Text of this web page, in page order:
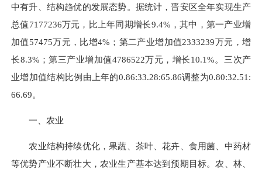
中有升、结构趋优的发展态势。据统计，晋安区全年实现生产
总值7177236万元，比上年同期增长9.4%，其中，第一产业增
加值57475万元，比增4%；第二产业增加值2333239万元，增
长8.3%；第三产业增加值4786522万元，增长10.1%。三次产
业增加值结构比例由上年的0.86:33.28:65.86调整为0.80:32.51 :
66.69。
一、农业
农业结构持续优化，果蔬、茶叶、花卉、食用菌、中药材
等优势产业不断壮大，农业生产基本达到预期目标。农、林、